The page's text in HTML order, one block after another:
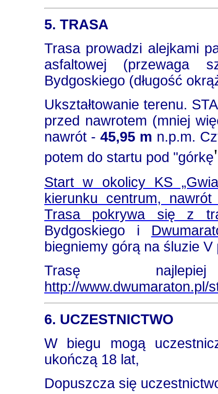
5. TRASA
Trasa prowadzi alejkami
asfaltowej (przewaga
Bydgoskiego (długość
Ukształtowanie terenu.
przed nawrotem (mniej
nawrót - 45,95 m n.p.m.
potem do startu pod "górkę
Start w okolicy KS
kierunku centrum,
Trasa pokrywa się z
Bydgoskiego i
biegniemy górą na śluzie
Trasę
http://www.dwumaraton.pl/
6. UCZESTNICTWO
W biegu mogą
ukończą 18 lat,
Dopuszcza się